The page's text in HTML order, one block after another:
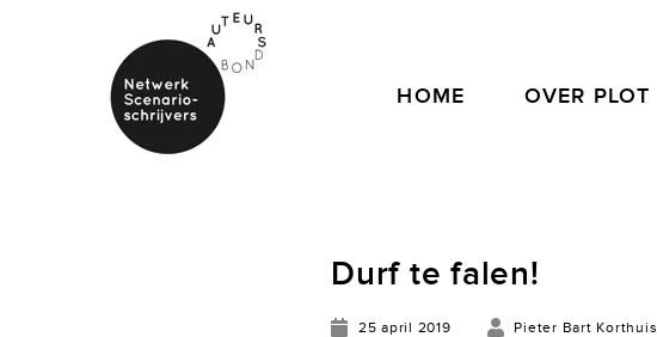
HOME OVER PLOT
Durf te falen!
25 april 2019 Pieter Bart Korthuis